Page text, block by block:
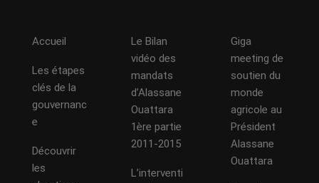
Accueil
Les étapes
clés de la
gouvernanc
e
Découvrir
les
Le Bilan
vidéo des
mandats
d’Alassane
Ouattara
1ère partie
2011-2015
L’interventi
Giga
meeting de
soutien du
monde
agricole au
Président
Alassane
Ouattara